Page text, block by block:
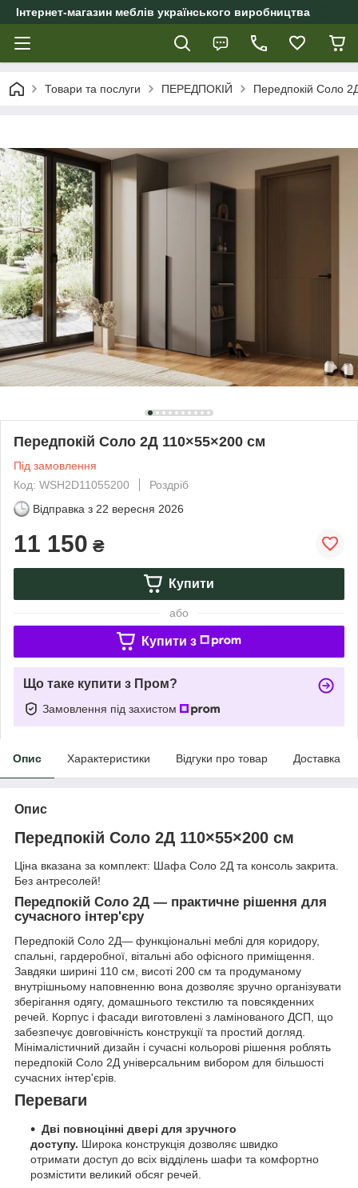
Інтернет-магазин меблів українського виробництва
Товари та послуги ПЕРЕДПОКІЙ Передпокій Соло
Передпокій Соло 2Д 110×55×200 см
Під замовлення
Код: WSH2D11055200
Роздріб
Відправка з 22 вересня 2026
11 150 ₴
Купити
або
Купити з
Що таке купити з Пром?
Замовлення під захистом
Опис Характеристики Відгуки про товар Доставка
Опис
Передпокій Соло 2Д 110×55×200 см
Ціна вказана за комплект: Шафа Соло 2Д та консоль закрита.
Без антресолей!
Передпокій Соло 2Д — практичне рішення для
сучасного інтер'єру
Передпокій Соло 2Д— функціональні меблі для коридору,
спальні, гардеробної, вітальні або офісного приміщення.
Завдяки ширині 110 см, висоті 200 см та продуманому
внутрішньому наповненню вона дозволяє зручно організувати
зберігання одягу, домашнього текстилю та повсякденних
речей. Корпус і фасади виготовлені з ламінованого ДСП, що
забезпечує довговічність конструкції та простий догляд.
Мінімалістичний дизайн і сучасні кольорові рішення роблять
передпокій Соло 2Д універсальним вибором для більшості
сучасних інтер'єрів.
Переваги
Дві повноцінні двері для зручного
доступу. Широка конструкція дозволяє швидко
отримати доступ до всіх відділень шафи та комфортно
розмістити великий обсяг речей.